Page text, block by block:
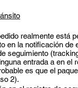
realmente está
en la notificación de
seguimiento
entrada a en el
es que el
2).